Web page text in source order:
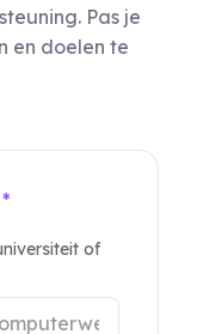
Pas je
en doelen te
*
of